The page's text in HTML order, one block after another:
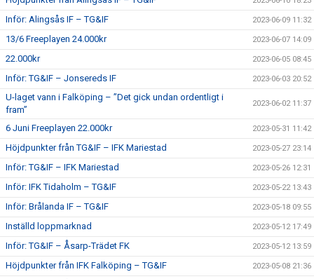
Inför: Alingsås IF – TG&IF 2023-06-09 11:32
13/6 Freeplayen 24.000kr 2023-06-07 14:09
22.000kr 2023-06-05 08:45
Inför: TG&IF – Jonsereds IF 2023-06-03 20:52
U-laget vann i Falköping – ”Det gick undan ordentligt i
fram”
2023-06-02 11:37
6 Juni Freeplayen 22.000kr 2023-05-31 11:42
Höjdpunkter från TG&IF – IFK Mariestad 2023-05-27 23:14
Inför: TG&IF – IFK Mariestad 2023-05-26 12:31
Inför: IFK Tidaholm – TG&IF 2023-05-22 13:43
Inför: Brålanda IF – TG&IF 2023-05-18 09:55
Inställd loppmarknad 2023-05-12 17:49
Inför: TG&IF – Åsarp-Trädet FK 2023-05-12 13:59
Höjdpunkter från IFK Falköping – TG&IF 2023-05-08 21:36